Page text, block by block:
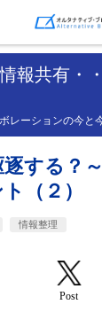
報共有・
レーションの今と
する？
（２）
情報整理
Post